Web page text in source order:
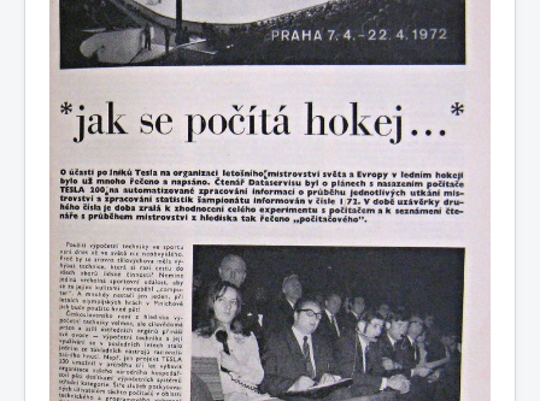
Úvod
M - virtuální sbírka TM v Brně
větší souhrnné komplety
Dataservis - zpravodaj ÚVT Tesla
Dataservis ÚVTT 1969-1973
1972/2
1972/2 - Jak se počítá hokej